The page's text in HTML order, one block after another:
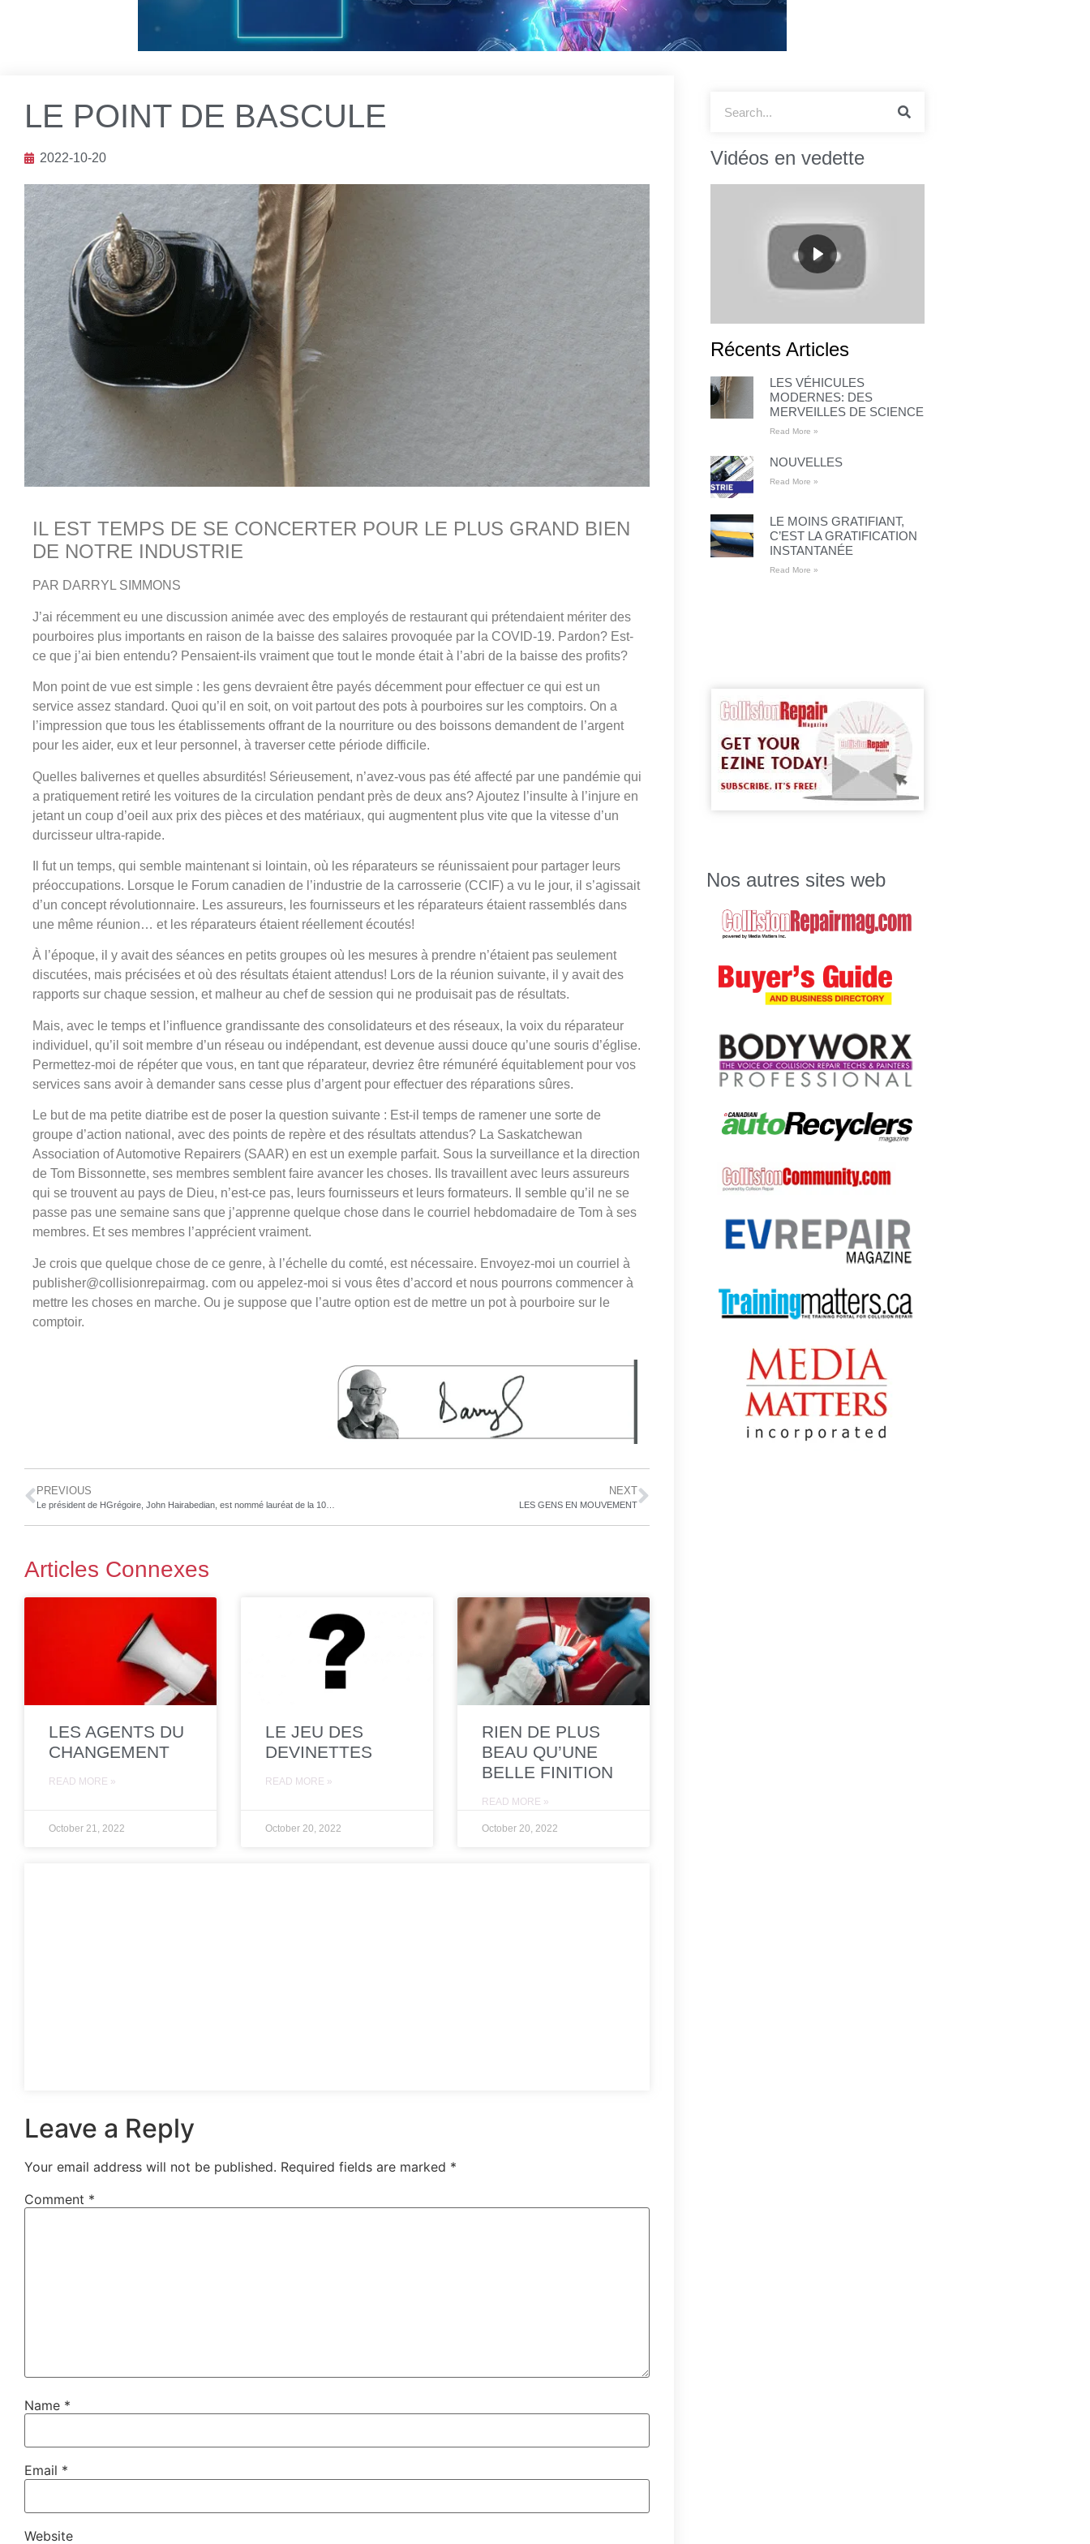
LE POINT DE BASCULE
2022-10-20
IL EST TEMPS DE SE CONCERTER POUR LE PLUS GRAND BIEN
DE NOTRE INDUSTRIE
PAR DARRYL SIMMONS
J’ai récemment eu une discussion animée avec des employés de restaurant qui prétendaient mériter des
pourboires plus importants en raison de la baisse des salaires provoquée par la COVID-19. Pardon? Est-
ce que j’ai bien entendu? Pensaient-ils vraiment que tout le monde était à l’abri de la baisse des profits?
Mon point de vue est simple : les gens devraient être payés décemment pour effectuer ce qui est un
service assez standard. Quoi qu’il en soit, on voit partout des pots à pourboires sur les comptoirs. On a
l’impression que tous les établissements offrant de la nourriture ou des boissons demandent de l’argent
pour les aider, eux et leur personnel, à traverser cette période difficile.
Quelles balivernes et quelles absurdités! Sérieusement, n’avez-vous pas été affecté par une pandémie qui
a pratiquement retiré les voitures de la circulation pendant près de deux ans? Ajoutez l’insulte à l’injure en
jetant un coup d’oeil aux prix des pièces et des matériaux, qui augmentent plus vite que la vitesse d’un
durcisseur ultra-rapide.
Il fut un temps, qui semble maintenant si lointain, où les réparateurs se réunissaient pour partager leurs
préoccupations. Lorsque le Forum canadien de l’industrie de la carrosserie (CCIF) a vu le jour, il s’agissait
d’un concept révolutionnaire. Les assureurs, les fournisseurs et les réparateurs étaient rassemblés dans
une même réunion… et les réparateurs étaient réellement écoutés!
À l’époque, il y avait des séances en petits groupes où les mesures à prendre n’étaient pas seulement
discutées, mais précisées et où des résultats étaient attendus! Lors de la réunion suivante, il y avait des
rapports sur chaque session, et malheur au chef de session qui ne produisait pas de résultats.
Mais, avec le temps et l’influence grandissante des consolidateurs et des réseaux, la voix du réparateur
individuel, qu’il soit membre d’un réseau ou indépendant, est devenue aussi douce qu’une souris d’église.
Permettez-moi de répéter que vous, en tant que réparateur, devriez être rémunéré équitablement pour vos
services sans avoir à demander sans cesse plus d’argent pour effectuer des réparations sûres.
Le but de ma petite diatribe est de poser la question suivante : Est-il temps de ramener une sorte de
groupe d’action national, avec des points de repère et des résultats attendus? La Saskatchewan
Association of Automotive Repairers (SAAR) en est un exemple parfait. Sous la surveillance et la direction
de Tom Bissonnette, ses membres semblent faire avancer les choses. Ils travaillent avec leurs assureurs
qui se trouvent au pays de Dieu, n’est-ce pas, leurs fournisseurs et leurs formateurs. Il semble qu’il ne se
passe pas une semaine sans que j’apprenne quelque chose dans le courriel hebdomadaire de Tom à ses
membres. Et ses membres l’apprécient vraiment.
Je crois que quelque chose de ce genre, à l’échelle du comté, est nécessaire. Envoyez-moi un courriel à
publisher@collisionrepairmag. com ou appelez-moi si vous êtes d’accord et nous pourrons commencer à
mettre les choses en marche. Ou je suppose que l’autre option est de mettre un pot à pourboire sur le
comptoir.
PREVIOUS NEXT
LES GENS EN MOUVEMENT
Articles Connexes
LES AGENTS DU
CHANGEMENT
READ MORE »
October 21, 2022
LE JEU DES
DEVINETTES
READ MORE »
October 20, 2022
RIEN DE PLUS
BEAU QU’UNE
BELLE FINITION
READ MORE »
October 20, 2022
Leave a Reply
Your email address will not be published. Required fields are marked *
Comment *
Name *
Email *
Website
Vidéos en vedette
Récents Articles
LES VÉHICULES
MODERNES: DES
MERVEILLES DE SCIENCE
Read More »
NOUVELLES
Read More »
LE MOINS GRATIFIANT,
C’EST LA GRATIFICATION
INSTANTANÉE
Read More »
Nos autres sites web